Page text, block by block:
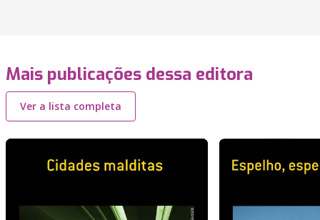
Mais publicações dessa editora
Ver a lista completa